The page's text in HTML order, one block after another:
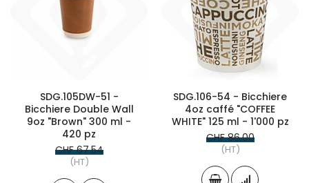
SDG.105DW-51 -
Bicchiere Double Wall
9oz "Brown" 300 ml -
420 pz
CHF 67.54
(HT)
SDG.106-54 - Bicchiere
4oz caffé "COFFEE
WHITE" 125 ml - 1'000 pz
CHF 86.00
(HT)